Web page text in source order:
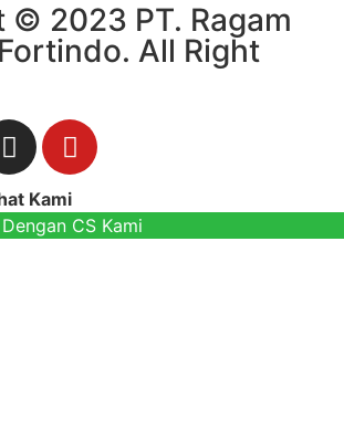
© 2023 PT. Ragam
All Right
Kami
CS Kami